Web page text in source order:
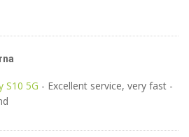
S10 5G - Excellent service, very fast -